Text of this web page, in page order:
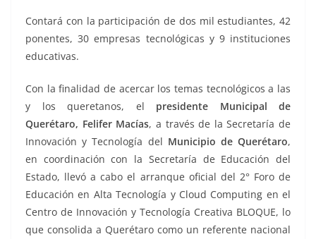
Contará con la participación de dos mil estudiantes, 42
ponentes, 30 empresas tecnológicas y 9 instituciones
educativas.
Con la finalidad de acercar los temas tecnológicos a las
y los queretanos, el presidente Municipal de
Querétaro, Felifer Macías, a través de la Secretaría de
Innovación y Tecnología del Municipio de Querétaro,
en coordinación con la Secretaría de Educación del
Estado, llevó a cabo el arranque oficial del 2° Foro de
Educación en Alta Tecnología y Cloud Computing en el
Centro de Innovación y Tecnología Creativa BLOQUE, lo
que consolida a Querétaro como un referente nacional